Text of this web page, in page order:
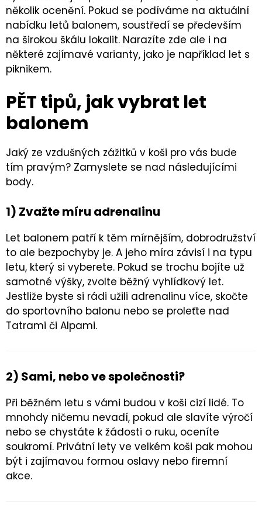
několik ocenění. Pokud se podíváme na aktuální
nabídku letů balonem, soustředí se především
na širokou škálu lokalit. Narazíte zde ale i na
některé zajímavé varianty, jako je například let s
piknikem.
PĚT tipů, jak vybrat let
balonem
Jaký ze vzdušných zážitků v koši pro vás bude
tím pravým? Zamyslete se nad následujícími
body.
1) Zvažte míru adrenalinu
Let balonem patří k těm mírnějším, dobrodružství
to ale bezpochyby je. A jeho míra závisí i na typu
letu, který si vyberete. Pokud se trochu bojíte už
samotné výšky, zvolte běžný vyhlídkový let.
Jestliže byste si rádi užili adrenalinu více, skočte
do sportovního balonu nebo se proleťte nad
Tatrami či Alpami.
2) Sami, nebo ve společnosti?
Při běžném letu s vámi budou v koši cizí lidé. To
mnohdy ničemu nevadí, pokud ale slavíte výročí
nebo se chystáte k žádosti o ruku, oceníte
soukromí. Privátní lety ve velkém koši pak mohou
být i zajímavou formou oslavy nebo firemní
akce.